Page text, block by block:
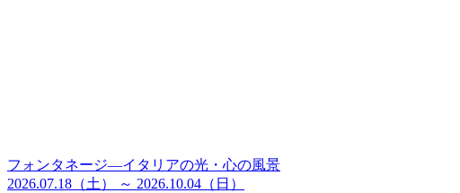
フォンタネージ—イタリアの光・心の風景
2026.07.18（土） ～ 2026.10.04（日）